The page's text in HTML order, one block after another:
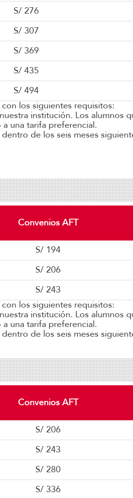
S/ 276
S/ 307
S/ 369
S/ 435
S/ 494
los siguientes requisitos:
institución. Los alumnos
una tarifa preferencial.
de los seis meses
Convenios AFT
S/ 194
S/ 206
S/ 243
los siguientes requisitos:
institución. Los alumnos
una tarifa preferencial.
de los seis meses
Convenios AFT
S/ 206
S/ 243
S/ 280
S/ 336